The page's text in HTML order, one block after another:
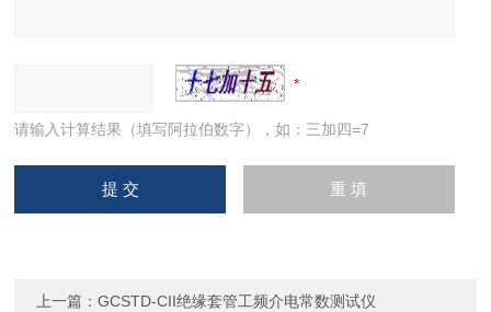
请输入计算结果（填写阿拉伯数字），如：三加四=7
上一篇：GCSTD-CII绝缘套管工频介电常数测试仪